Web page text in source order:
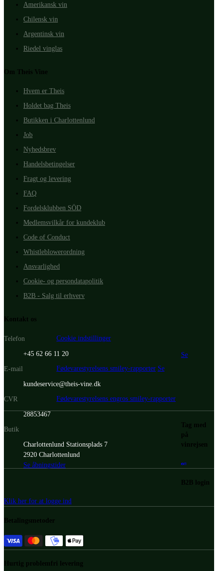
Amerikansk vin
Chilensk vin
Argentinsk vin
Riedel vinglas
Om Theis Vine
Hvem er Theis
Holdet bag Theis
Butikken i Charlottenlund
Job
Nyhedsbrev
Handelsbetingelser
Fragt og levering
FAQ
Fordelsklubben SÖD
Medlemsvilkår for kundeklub
Code of Conduct
Whistleblowerordning
Ansvarlighed
Cookie- og persondatapolitik
B2B - Salg til erhverv
Kontakt os
Telefon
+45 62 66 11 20
E-mail
kundeservice@theis-vine.dk
CVR
28853467
Butik
Charlottenlund Stationsplads 7
2920 Charlottenlund
Se åbningstider
Cookie indstillinger
Se
Fødevarestyrelsens smiley-rapporter Se
Fødevarestyrelsens engros smiley-rapporter
Tag med
på
vinrejsen
B2B login
Klik her for at logge ind
Betalingsmetoder
Hurtig problemfri levering